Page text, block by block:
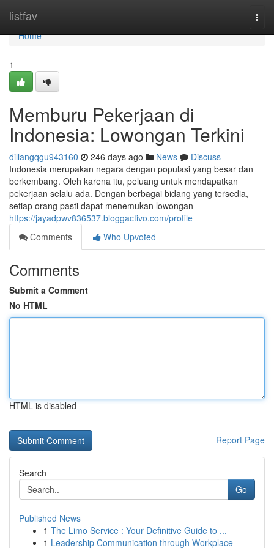
listfav
Home
Home
1
Memburu Pekerjaan di
Indonesia: Lowongan Terkini
dillangqgu943160 246 days ago News
Discuss
Indonesia merupakan negara dengan populasi yang besar dan
berkembang. Oleh karena itu, peluang untuk mendapatkan
pekerjaan selalu ada. Dengan berbagai bidang yang tersedia,
setiap orang pasti dapat menemukan lowongan
https://jayadpwv836537.bloggactivo.com/profile
Comments
Who Upvoted
Comments
Submit a Comment
No HTML
HTML is disabled
Report Page
Search
Go
Published News
1 The Limo Service : Your Definitive Guide to ...
1 Leadership Communication through Workplace